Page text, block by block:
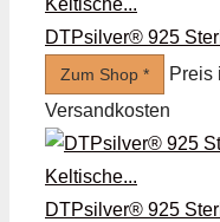
DTPsilver® 925
Zum Shop *
Preis
Versandkosten
DTPsilver® 925